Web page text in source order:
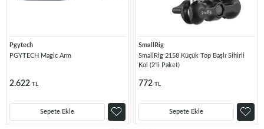
Pgytech
PGYTECH Magic Arm
2.622 TL
Sepete Ekle
SmallRig
SmallRig 2158 Küçük Top Başlı Sihirli
Kol (2'li Paket)
772 TL
Sepete Ekle